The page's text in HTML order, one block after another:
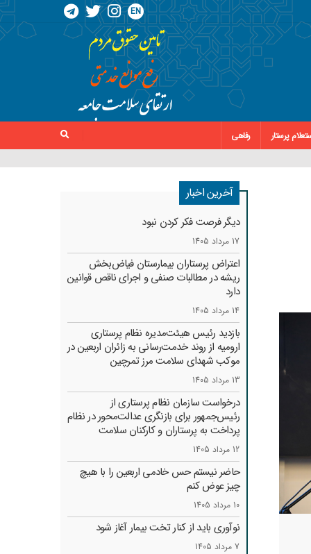
EN
پرستار
رفاهی
آخرین اخبار
دیگر فرصت فکر کردن نبود
17 مرداد 1405
اعتراض پرستاران بیمارستان فیاض‌بخش
ریشه در مطالبات صنفی و اجرای ناقص قوانین
دارد
14 مرداد 1405
بازدید رئیس هیئت‌مدیره نظام پرستاری
ارومیه از روند خدمت‌رسانی به زائران اربعین در
موکب شهدای سلامت مرز تمرچین
13 مرداد 1405
درخواست سازمان نظام پرستاری از
رئیس‌جمهور برای بازنگری عدالت‌محور در نظام
پرداخت به پرستاران و کارکنان سلامت
12 مرداد 1405
حاضر نیستم حس خادمی اربعین را با هیچ
چیز عوض کنم
10 مرداد 1405
نوآوری باید از کنار تخت بیمار آغاز شود
7 مرداد 1405